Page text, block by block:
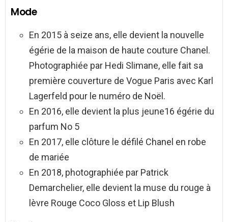
Mode
En 2015 à seize ans, elle devient la nouvelle
égérie de la maison de haute couture Chanel.
Photographiée par Hedi Slimane, elle fait sa
première couverture de Vogue Paris avec Karl
Lagerfeld pour le numéro de Noël.
En 2016, elle devient la plus jeune16 égérie du
parfum No 5
En 2017, elle clôture le défilé Chanel en robe
de mariée
En 2018, photographiée par Patrick
Demarchelier, elle devient la muse du rouge à
lèvre Rouge Coco Gloss et Lip Blush